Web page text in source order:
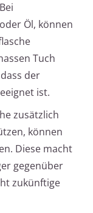
Öl, können
Tuch
der
ist.
zusätzlich
können
Diese macht
gegenüber
zukünftige